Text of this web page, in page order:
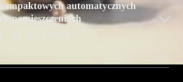
kompaktowych automatycznych
pomieszczeniach
2025-05-08